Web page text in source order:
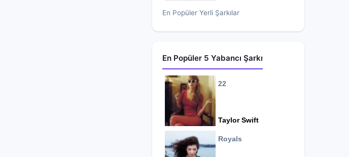
En Popüler Yerli Şarkılar
En Popüler 5 Yabancı Şarkı
22
Taylor Swift
Royals